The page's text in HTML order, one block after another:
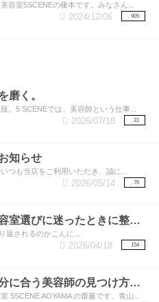
容室5SCENEの榎本です。みなさん...
905
2024/12/06
磨く。
。5 SCENEでは、美容師という仕事...
31
2026/07/18
知らせ
つも当店をご利用いただき、誠に...
76
2026/05/14
【美容室難民】美容室選びに迷ったときに整理したいこと。
返されるのかこんに...
154
2026/04/18
【美容室難民】自分に合う美容師の見つけ方と、しっくりくる理由。
5SCENE AOYAMA の齋藤です。青山...